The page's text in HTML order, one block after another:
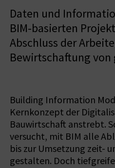
Daten und
BIM-basierten
Abschluss der
Bewirtschaftung von
Building Information
Kernkonzept der
Bauwirtschaft anstrebt.
versucht, mit BIM alle
bis zur Umsetzung zeit-
gestalten. Doch